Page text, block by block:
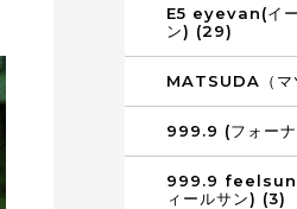
E5 eyevan(イ
ン) (29)
MATSUDA（マ
999.9 (フォー
999.9 feelsun(
ィールサン) (3)